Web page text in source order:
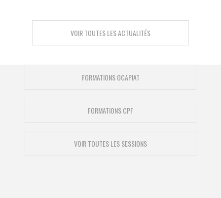
VOIR TOUTES LES ACTUALITÉS
FORMATIONS OCAPIAT
FORMATIONS CPF
VOIR TOUTES LES SESSIONS